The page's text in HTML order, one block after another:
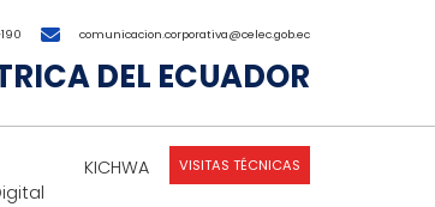
comunicacion.corporativa@celec.gob.ec
DEL ECUADOR
KICHWA VISITAS TÉCNICAS